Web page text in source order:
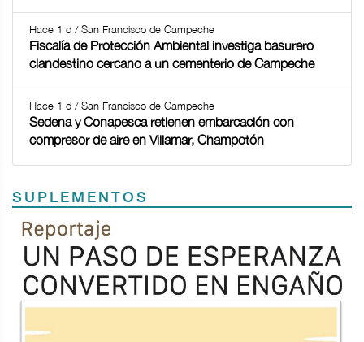
Hace 1 d / San Francisco de Campeche
Fiscalía de Protección Ambiental investiga basurero
clandestino cercano a un cementerio de Campeche
Hace 1 d / San Francisco de Campeche
Sedena y Conapesca retienen embarcación con
compresor de aire en Villamar, Champotón
SUPLEMENTOS